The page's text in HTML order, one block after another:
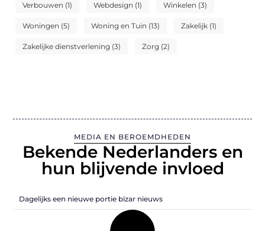
Verbouwen (1) Webdesign (1) Winkelen (3)
Woningen (5) Woning en Tuin (13) Zakelijk (1)
Zakelijke dienstverlening (3) Zorg (2)
MEDIA EN BEROEMDHEDEN
Bekende Nederlanders en
hun blijvende invloed
Dagelijks een nieuwe portie bizar nieuws